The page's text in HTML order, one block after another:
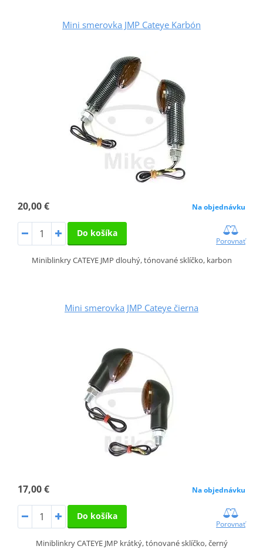
Mini smerovka JMP Cateye Karbón
20,00 € Na objednávku
Do košíka
Porovnať
Miniblinkry CATEYE JMP dlouhý, tónované sklíčko, karbon
Mini smerovka JMP Cateye čierna
17,00 € Na objednávku
Do košíka
Porovnať
Miniblinkry CATEYE JMP krátký, tónované sklíčko, černý